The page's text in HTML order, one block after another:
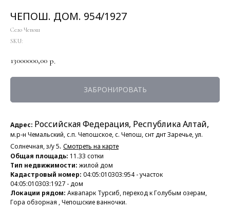
ЧЕПОШ. ДОМ. 954/1927
Село Чепош
SKU:
13000000,00 р.
ЗАБРОНИРОВАТЬ
Адрес: Российская Федерация, Республика Алтай,
м.р-н Чемальский, с.п. Чепошское, с. Чепош, снт днт Заречье, ул.
Солнечная, з/у 5. Смотреть на карте
Общая площадь: 11.33 сотки
Тип недвижимости: жилой дом
Кадастровый номер: 04:05:010303:954 - участок
04:05:010303:1927 - дом
Локации рядом: Аквапарк Турсиб, переход к Голубым озерам,
Гора обзорная , Чепошские ванночки.